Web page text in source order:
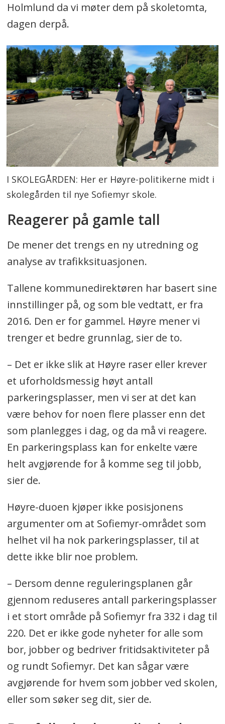
Holmlund da vi møter dem på skoletomta,
dagen derpå.
I SKOLEGÅRDEN: Her er Høyre-politikerne midt i
skolegården til nye Sofiemyr skole.
Reagerer på gamle tall
De mener det trengs en ny utredning og
analyse av trafikksituasjonen.
Tallene kommunedirektøren har basert sine
innstillinger på, og som ble vedtatt, er fra
2016. Den er for gammel. Høyre mener vi
trenger et bedre grunnlag, sier de to.
– Det er ikke slik at Høyre raser eller krever
et uforholdsmessig høyt antall
parkeringsplasser, men vi ser at det kan
være behov for noen flere plasser enn det
som planlegges i dag, og da må vi reagere.
En parkeringsplass kan for enkelte være
helt avgjørende for å komme seg til jobb,
sier de.
Høyre-duoen kjøper ikke posisjonens
argumenter om at Sofiemyr-området som
helhet vil ha nok parkeringsplasser, til at
dette ikke blir noe problem.
– Dersom denne reguleringsplanen går
gjennom reduseres antall parkeringsplasser
i et stort område på Sofiemyr fra 332 i dag til
220. Det er ikke gode nyheter for alle som
bor, jobber og bedriver fritidsaktiviteter på
og rundt Sofiemyr. Det kan sågar være
avgjørende for hvem som jobber ved skolen,
eller som søker seg dit, sier de.